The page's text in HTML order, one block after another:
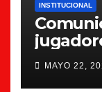
INSTITUCIONAL
la 26/27
MAYO 22,